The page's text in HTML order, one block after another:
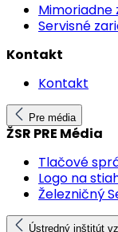
Mimoriadne
Servisné
Kontakt
Kontakt
Pre média
ŽSR PRE Média
Tlačové
Logo na
Železničný
Ústredný inštitút